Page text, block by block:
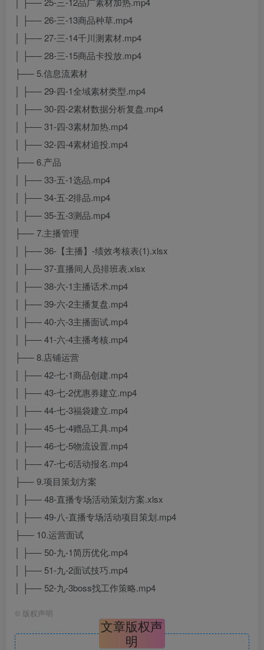
│ ├── 26-三-13商品种草.mp4
│ ├── 27-三-14千川测素材.mp4
│ ├── 28-三-15商品卡投放.mp4
├── 5.信息流素材
│ ├── 29-四-1全域素材类型.mp4
│ ├── 30-四-2素材数据分析复盘.mp4
│ ├── 31-四-3素材加热.mp4
│ ├── 32-四-4素材追投.mp4
├── 6.产品
│ ├── 33-五-1选品.mp4
│ ├── 34-五-2排品.mp4
│ ├── 35-五-3测品.mp4
├── 7.主播管理
│ ├── 36-【主播】-绩效考核表(1).xlsx
│ ├── 37-直播间人员排班表.xlsx
│ ├── 38-六-1主播话术.mp4
│ ├── 39-六-2主播复盘.mp4
│ ├── 40-六-3主播面试.mp4
│ ├── 41-六-4主播考核.mp4
├── 8.店铺运营
│ ├── 42-七-1商品创建.mp4
│ ├── 43-七-2优惠券建立.mp4
│ ├── 44-七-3福袋建立.mp4
│ ├── 45-七-4赠品工具.mp4
│ ├── 46-七-5物流设置.mp4
│ ├── 47-七-6活动报名.mp4
├── 9.项目策划方案
│ ├── 48-直播专场活动策划方案.xlsx
│ ├── 49-八-直播专场活动项目策划.mp4
├── 10.运营面试
│ ├── 50-九-1简历优化.mp4
│ ├── 51-九-2面试技巧.mp4
│ ├── 52-九-3boss找工作策略.mp4
© 版权声明
文章版权声
明